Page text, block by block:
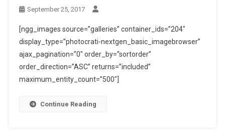
September 25, 2017
[ngg_images source=”galleries” container_ids=”204″
display_type=”photocrati-nextgen_basic_imagebrowser”
ajax_pagination=”0″ order_by=”sortorder”
order_direction=”ASC” returns=”included”
maximum_entity_count=”500″]
Continue Reading